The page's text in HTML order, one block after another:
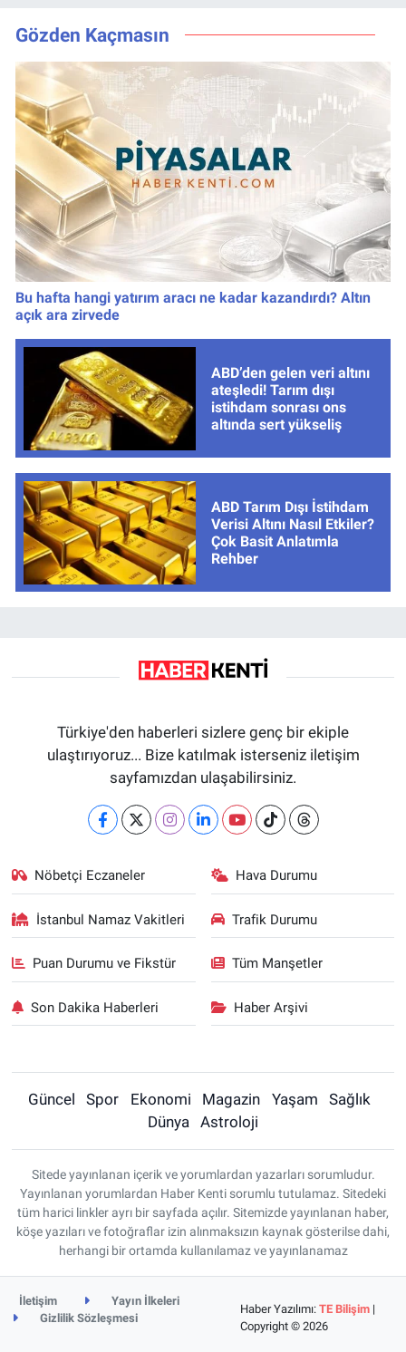
Gözden Kaçmasın
Bu hafta hangi yatırım aracı ne kadar kazandırdı? Altın
açık ara zirvede
ABD’den gelen veri altını
ateşledi! Tarım dışı
istihdam sonrası ons
altında sert yükseliş
ABD Tarım Dışı İstihdam
Verisi Altını Nasıl Etkiler?
Çok Basit Anlatımla
Rehber
Türkiye'den haberleri sizlere genç bir ekiple
ulaştırıyoruz... Bize katılmak isterseniz iletişim
sayfamızdan ulaşabilirsiniz.
Nöbetçi Eczaneler Hava Durumu
İstanbul Namaz Vakitleri Trafik Durumu
Puan Durumu ve Fikstür Tüm Manşetler
Son Dakika Haberleri Haber Arşivi
Güncel Spor Ekonomi Magazin Yaşam
Sağlık
Dünya
Astroloji
Sitede yayınlanan içerik ve yorumlardan yazarları sorumludur.
Yayınlanan yorumlardan Haber Kenti sorumlu tutulamaz. Sitedeki
tüm harici linkler ayrı bir sayfada açılır. Sitemizde yayınlanan haber,
köşe yazıları ve fotoğraflar izin alınmaksızın kaynak gösterilse dahi,
herhangi bir ortamda kullanılamaz ve yayınlanamaz
İletişim
Yayın İlkeleri
Gizlilik Sözleşmesi
Haber Yazılımı:TE Bilişim |
Copyright © 2026